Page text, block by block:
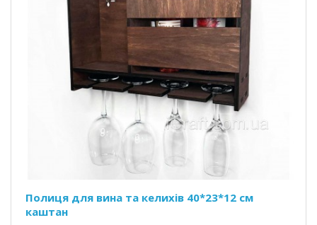
Полиця для вина та келихів 40*23*12 см
каштан